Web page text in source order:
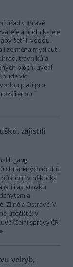
úřad v Jihlavě
a podnikatele
šetřili vodou.
zejména mytí aut,
trávníků a
ploch, uvedl
bude víc
platí pro
zajistili
gang
chráněných druhů
v několika
asi stovku
a
Zlíně a Ostravě. V
útočiště. V
Celní správy ČR
velryb,